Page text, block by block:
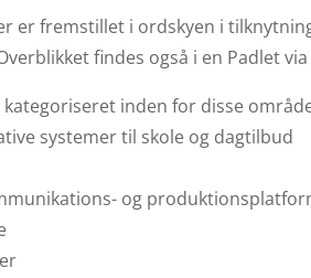
er fremstillet i ordskyen i
findes også i en Padlet
inden for disse
systemer til skole og dagtilbud
og